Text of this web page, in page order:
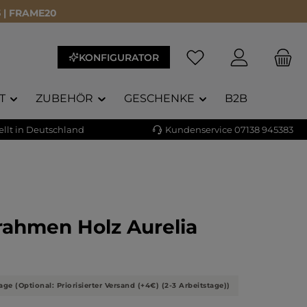
| FRAME20
KONFIGURATOR
ZUBEHÖR GESCHENKE B2B
in Deutschland Kundenservice 07138 945383
Holz Aurelia
Bewertung von 5 von 5 Sternen
(Optional: Priorisierter Versand (+4€) (2-3 Arbeitstage))